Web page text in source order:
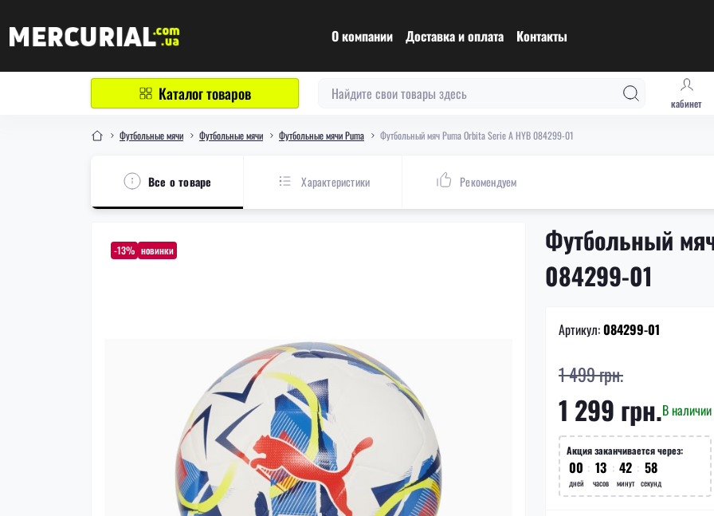
О компании Доставка и оплата Контакты
Каталог товаров кабинет
Футбольные мячи Футбольные мячи Футбольные мячи Puma Футбольный мяч Puma Orbita Serie A HYB 084299-01
Все о товаре Характеристики Рекомендуем
-13% новинки
Футбольный
084299-01
Артикул:084299-01
1 499 грн.
1 299 грн.В наличии
Акция заканчивается через:
00
дней
13
часов
42
минут
57
секунд